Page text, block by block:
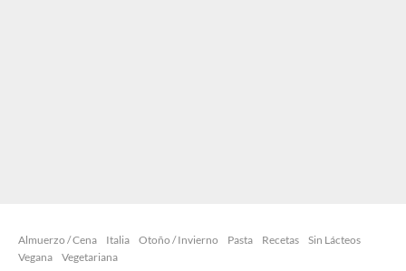
Almuerzo / Cena Italia Otoño / Invierno Pasta Recetas
Sin Lácteos
Vegana
Vegetariana